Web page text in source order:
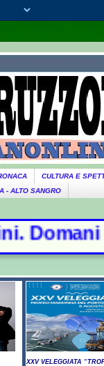
CULTURA E
- ALTO SANGRO
XXV VELEGGIATA